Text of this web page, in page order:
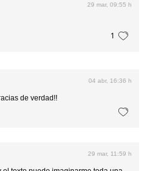
29 mar, 09:55 h
1
04 abr, 16:36 h
de verdad!!
29 mar, 11:59 h